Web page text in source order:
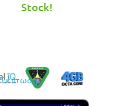
was:
Stock!